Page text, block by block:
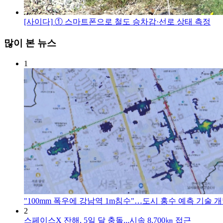
[사이다] ① 스마트폰으로 철도 승차감·선로 상태 측정
많이 본 뉴스
1
"100mm 폭우에 강남역 1m침수"…도시 홍수 예측 기술
2
스페이스X 잔해, 5일 달 충돌...시속 8,700㎞ 접근